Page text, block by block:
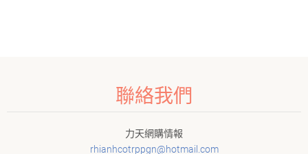
聯絡我們
力天網購情報
rhianhcotrppgn@hotmail.com